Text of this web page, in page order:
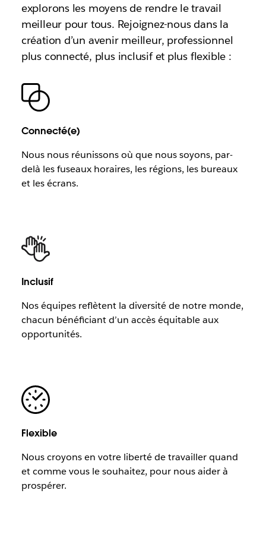
explorons les moyens de rendre le travail
meilleur pour tous. Rejoignez-nous dans la
création d’un avenir meilleur, professionnel
plus connecté, plus inclusif et plus flexible :
Connecté(e)
Nous nous réunissons où que nous soyons, par-
delà les fuseaux horaires, les régions, les bureaux
et les écrans.
Inclusif
Nos équipes reflètent la diversité de notre monde,
chacun bénéficiant d’un accès équitable aux
opportunités.
Flexible
Nous croyons en votre liberté de travailler quand
et comme vous le souhaitez, pour nous aider à
prospérer.